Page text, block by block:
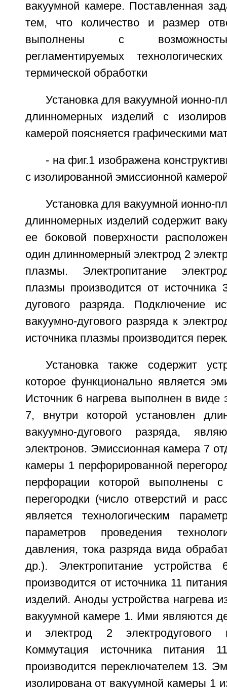
вакуумной камере. Поставленная
тем, что количество и размер
выполнены с
регламентируемых
термической обработки
Установка для вакуумной ионно-
длинномерных изделий с
камерой поясняется графическими
- на фиг.1 изображена
с изолированной эмиссионной
Установка для вакуумной ионно-
длинномерных изделий содержит
ее боковой поверхности
один длинномерный электрод 2
плазмы. Электропитание
плазмы производится от источника
дугового разряда. Подключение
вакуумно-дугового разряда к
источника плазмы производится
Установка также содержит
которое функционально является
Источник 6 нагрева выполнен в виде
7, внутри которой установлен
вакуумно-дугового разряда,
электронов. Эмиссионная камера 7
камеры 1 перфорированной
перфорации которой выполнены
перегородки (число отверстий и
является технологическим
параметров проведения
давления, тока разряда вида
др.). Электропитание устройства
производится от источника 11
изделий. Аноды устройства нагрева
вакуумной камере 1. Ими являются
и электрод 2 электродугового
Коммутация источника питания
производится переключателем 13.
изолирована от вакуумной камеры 1